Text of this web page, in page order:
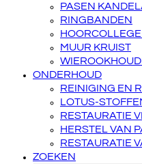
PASEN
RINGBANDEN
MUUR KRUIST
ONDERHOUD
REINIGING EN
LOTUS-
RESTAURATIE
HERSTEL VAN
RESTAURATIE
ZOEKEN